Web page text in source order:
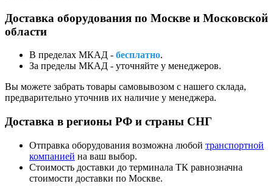
Доставка оборудования по Москве и Московской
области
В пределах МКАД - бесплатно.
За пределы МКАД - уточняйте у менеджеров.
Вы можете забрать товары самовывозом с нашего склада,
предварительно уточнив их наличие у менеджера.
Доставка в регионы РФ и страны СНГ
Отправка оборудования возможна любой транспортной
компанией на ваш выбор.
Стоимость доставки до терминала ТК равнозначна
стоимости доставки по Москве.